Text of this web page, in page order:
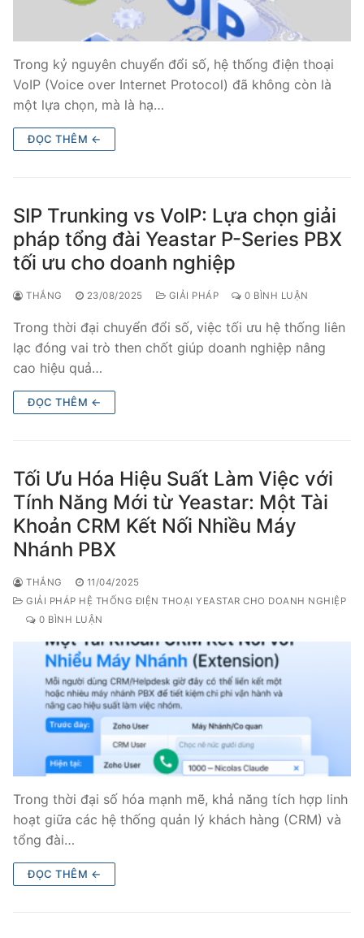
Trong kỷ nguyên chuyển đổi số, hệ thống điện thoại
VoIP (Voice over Internet Protocol) đã không còn là
một lựa chọn, mà là hạ…
ĐỌC THÊM ←
SIP Trunking vs VoIP: Lựa chọn giải
pháp tổng đài Yeastar P-Series PBX
tối ưu cho doanh nghiệp
THẮNG 23/08/2025 GIẢI PHÁP 0 BÌNH LUẬN
Trong thời đại chuyển đổi số, việc tối ưu hệ thống liên
lạc đóng vai trò then chốt giúp doanh nghiệp nâng
cao hiệu quả…
ĐỌC THÊM ←
Tối Ưu Hóa Hiệu Suất Làm Việc với
Tính Năng Mới từ Yeastar: Một Tài
Khoản CRM Kết Nối Nhiều Máy
Nhánh PBX
THẮNG
11/04/2025
GIẢI PHÁP HỆ THỐNG ĐIỆN THOẠI YEASTAR CHO DOANH NGHIỆP
0 BÌNH LUẬN
Trong thời đại số hóa mạnh mẽ, khả năng tích hợp linh
hoạt giữa các hệ thống quản lý khách hàng (CRM) và
tổng đài…
ĐỌC THÊM ←